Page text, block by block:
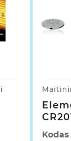
Kodas